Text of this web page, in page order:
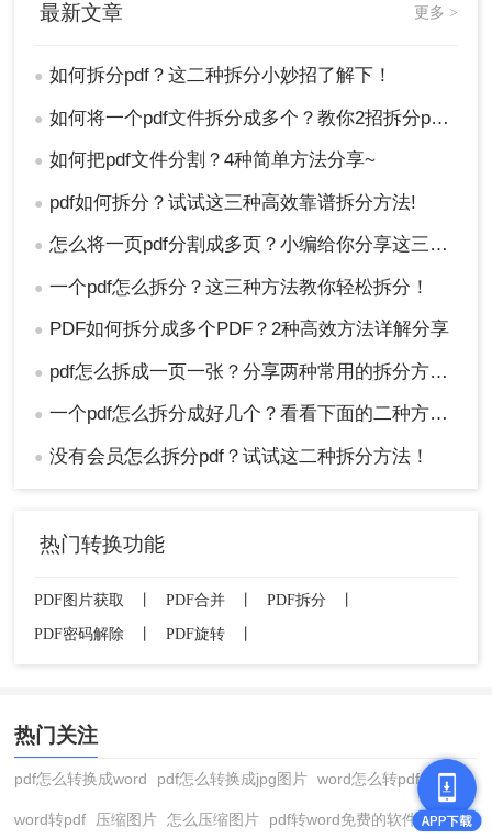
最新文章 更多 >
● 如何拆分pdf？这二种拆分小妙招了解下！
● 如何将一个pdf文件拆分成多个？教你2招拆分pdf！
● 如何把pdf文件分割？4种简单方法分享~
● pdf如何拆分？试试这三种高效靠谱拆分方法!
● 怎么将一页pdf分割成多页？小编给你分享这三种方法！
● 一个pdf怎么拆分？这三种方法教你轻松拆分！
● PDF如何拆分成多个PDF？2种高效方法详解分享
● pdf怎么拆成一页一张？分享两种常用的拆分方法！
● 一个pdf怎么拆分成好几个？看看下面的二种方法！
● 没有会员怎么拆分pdf？试试这二种拆分方法！
热门转换功能
PDF图片获取 PDF合并 PDF拆分
PDF密码解除
PDF旋转
热门关注
pdf怎么转换成word pdf怎么转换成jpg图片 word怎么转pdf
word转pdf 压缩图片 怎么压缩图片 pdf转word免费的软件